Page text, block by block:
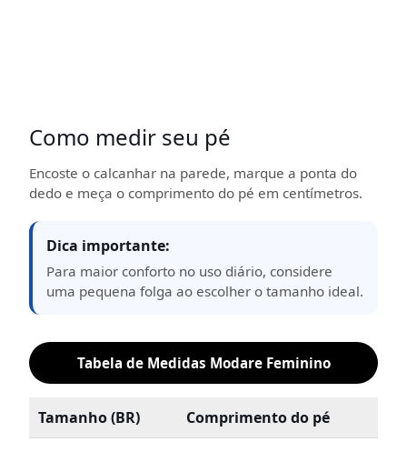
Como medir seu pé
Encoste o calcanhar na parede, marque a ponta do
dedo e meça o comprimento do pé em centímetros.
Dica importante:
Para maior conforto no uso diário, considere
uma pequena folga ao escolher o tamanho ideal.
Tabela de Medidas Modare Feminino
Tamanho (BR) Comprimento do pé